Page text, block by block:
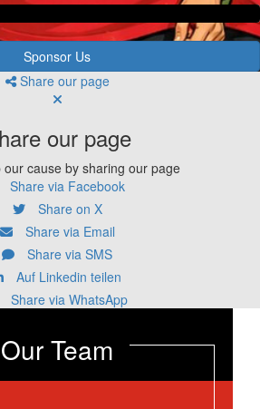
Sponsor Us
Share our page
our page
our cause by sharing our page
Share via Facebook
Share on X
Share via Email
Share via SMS
Auf Linkedin teilen
Share via WhatsApp
Our Team